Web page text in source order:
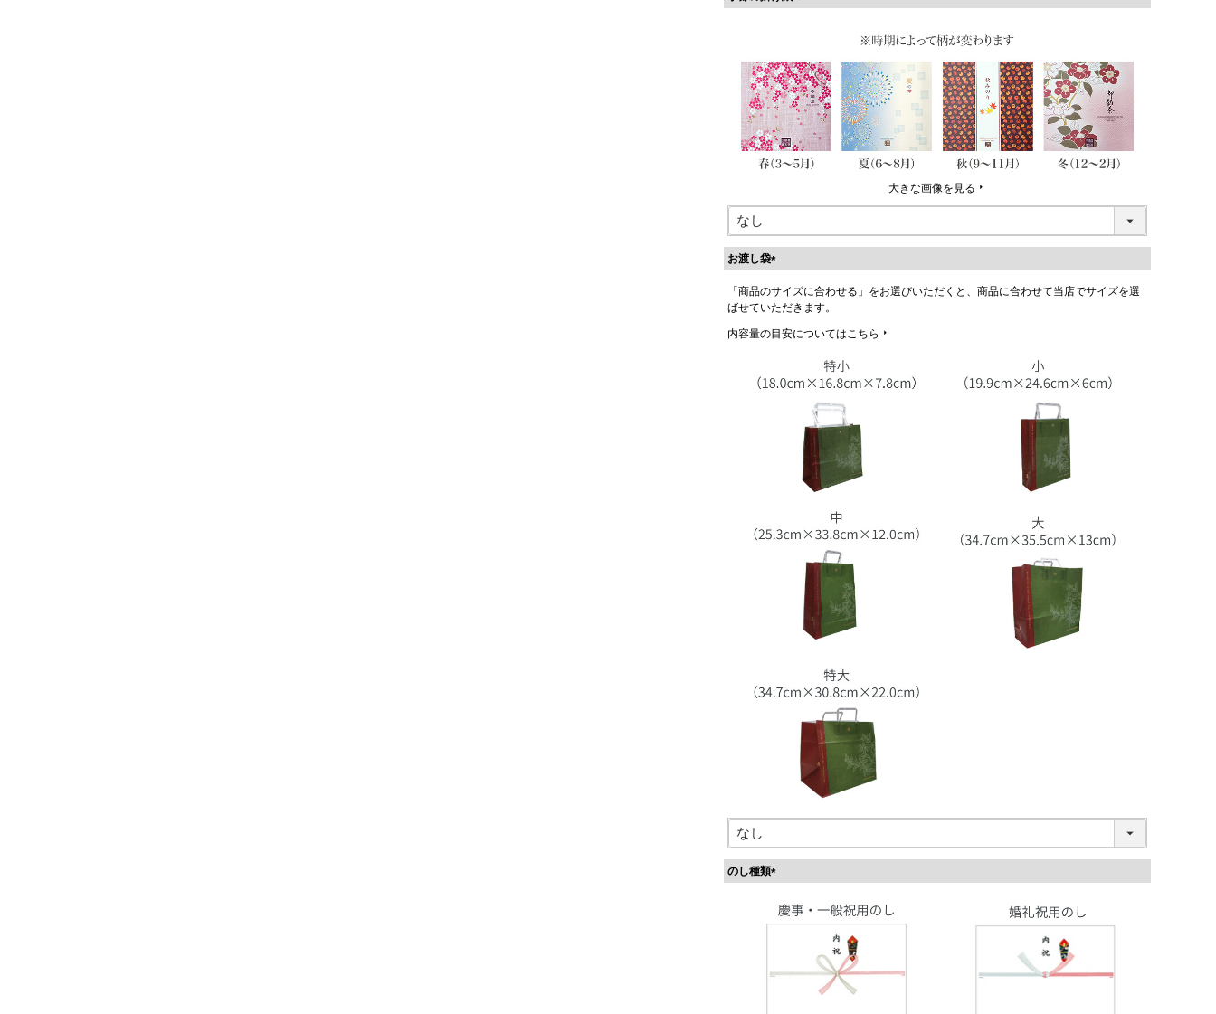
)
大きな画像を見る
お渡し袋
必
須
)
「商品のサイズに合わせる」をお選びいただくと、商品に合わせて当店でサイズを選
ばせていただきます。
内容量の目安についてはこちら
のし種類
必
須